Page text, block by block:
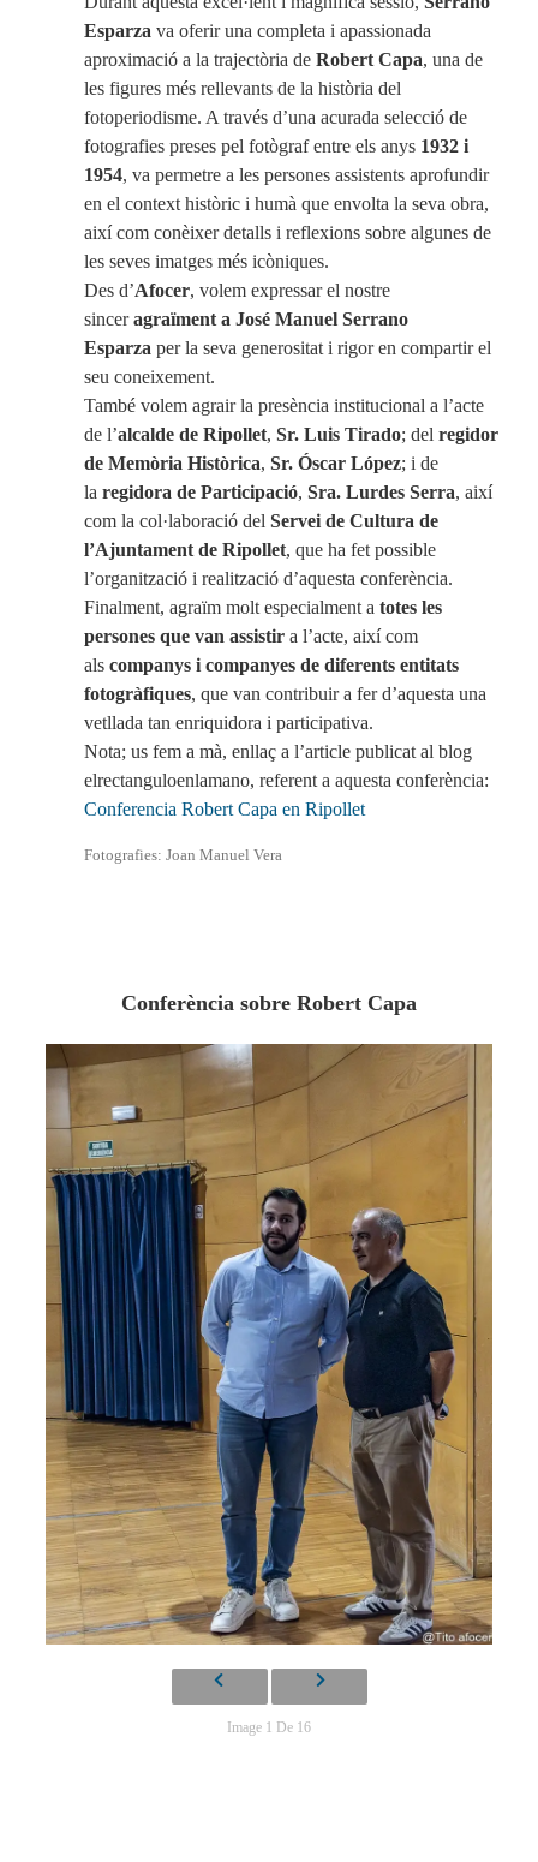
Esparza va oferir una completa i apassionada
aproximació a la trajectòria de Robert Capa, una de
les figures més rellevants de la història del
fotoperiodisme. A través d’una acurada selecció de
fotografies preses pel fotògraf entre els anys 1932 i
1954, va permetre a les persones assistents aprofundir
en el context històric i humà que envolta la seva obra,
així com conèixer detalls i reflexions sobre algunes de
les seves imatges més icòniques.
Des d’Afocer, volem expressar el nostre
sinceragraïment a José Manuel Serrano
Esparza per la seva generositat i rigor en compartir el
seu coneixement.
També volem agrair la presència institucional a l’acte
de l’alcalde de Ripollet, Sr. Luis Tirado; del regidor
de Memòria Històrica, Sr. Óscar López; i de
la regidora de Participació, Sra. Lurdes Serra, així
com la col·laboració del Servei de Cultura de
l’Ajuntament de Ripollet, que ha fet possible
l’organització i realització d’aquesta conferència.
Finalment, agraïm molt especialment a totes les
persones que van assistira l’acte, així com
als companys i companyes de diferents entitats
fotogràfiques, que van contribuir a fer d’aquesta una
vetllada tan enriquidora i participativa.
Nota; us fem a mà, enllaç a l’article publicat al blog
elrectanguloenlamano, referent a aquesta conferència:
Conferencia Robert Capa en Ripollet
Fotografies: Joan Manuel Vera
Conferència sobre Robert Capa
Image 1 De 16